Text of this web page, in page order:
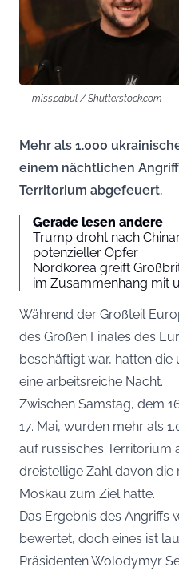
miss.cabul / Shutterstock.com
Mehr als 1.000
einem nächtlichen
Territorium abgefeuert.
Gerade lesen andere
Trump droht nach
potenzieller Opfer
Nordkorea greift
im Zusammenhang mit
Während der Großteil
des Großen Finales des
beschäftigt war, hatten die
eine arbeitsreiche Nacht.
Zwischen Samstag, dem
17. Mai, wurden mehr als
auf russisches Territorium
dreistellige Zahl davon
Moskau zum Ziel hatte.
Das Ergebnis des Angriffs
bewertet, doch eines ist
Präsidenten Wolodymyr